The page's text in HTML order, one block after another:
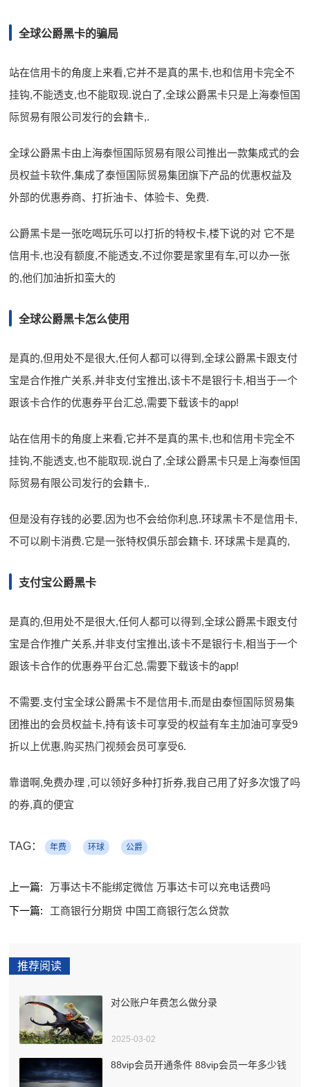
全球公爵黑卡的骗局
站在信用卡的角度上来看,它并不是真的黑卡,也和信用卡完全不
挂钩,不能透支,也不能取现.说白了,全球公爵黑卡只是上海泰恒国
际贸易有限公司发行的会籍卡,.
全球公爵黑卡由上海泰恒国际贸易有限公司推出一款集成式的会
员权益卡软件,集成了泰恒国际贸易集团旗下产品的优惠权益及
外部的优惠券商、打折油卡、体验卡、免费.
公爵黑卡是一张吃喝玩乐可以打折的特权卡,楼下说的对 它不是
信用卡,也没有额度,不能透支,不过你要是家里有车,可以办一张
的,他们加油折扣蛮大的
全球公爵黑卡怎么使用
是真的,但用处不是很大,任何人都可以得到,全球公爵黑卡跟支付
宝是合作推广关系,并非支付宝推出,该卡不是银行卡,相当于一个
跟该卡合作的优惠券平台汇总,需要下载该卡的app!
站在信用卡的角度上来看,它并不是真的黑卡,也和信用卡完全不
挂钩,不能透支,也不能取现.说白了,全球公爵黑卡只是上海泰恒国
际贸易有限公司发行的会籍卡,.
但是没有存钱的必要,因为也不会给你利息.环球黑卡不是信用卡,
不可以刷卡消费.它是一张特权俱乐部会籍卡. 环球黑卡是真的,
支付宝公爵黑卡
是真的,但用处不是很大,任何人都可以得到,全球公爵黑卡跟支付
宝是合作推广关系,并非支付宝推出,该卡不是银行卡,相当于一个
跟该卡合作的优惠券平台汇总,需要下载该卡的app!
不需要.支付宝全球公爵黑卡不是信用卡,而是由泰恒国际贸易集
团推出的会员权益卡,持有该卡可享受的权益有车主加油可享受9
折以上优惠,购买热门视频会员可享受6.
靠谱啊,免费办理 ,可以领好多种打折券,我自己用了好多次饿了吗
的券,真的便宜
TAG： 年费 环球 公爵
上一篇:
万事达卡不能绑定微信 万事达卡可以充电话费吗
下一篇:
工商银行分期贷 中国工商银行怎么贷款
推荐阅读
对公账户年费怎么做分录
2025-03-02
88vip会员开通条件 88vip会员一年多少钱